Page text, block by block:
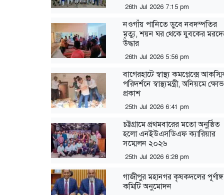
26th Jul 2026 7:15 pm
নওগাঁয় পানিতে ডুবে নবদম্পতির
মৃত্যু, শয়ন ঘর থেকে যুবকের
উদ্ধার
26th Jul 2026 5:56 pm
বাগেরহাটে স্বাস্থ্য কমপ্লেক্সে
পরিদর্শনে স্বাস্থ্যমন্ত্রী, অনিয়মে ক্ষোভ
প্রকাশ
25th Jul 2026 6:41 pm
‎চট্টগ্রামে প্রথমবারের মতো অনুষ্ঠিত
হলো এনইউএসডিএফ ক্যারিয়ার
সম্মেলন ২০২৬
25th Jul 2026 6:28 pm
গাজীপুর মহানগর কৃষকদলের পূর্ণাঙ্গ
কমিটি অনুমোদন